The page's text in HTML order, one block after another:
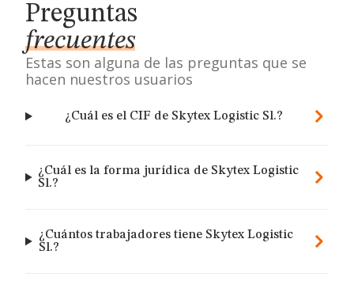
Preguntas
frecuentes
Estas son alguna de las preguntas que se
hacen nuestros usuarios
¿Cuál es el CIF de Skytex Logistic Sl.?
¿Cuál es la forma jurídica de Skytex Logistic
Sl.?
¿Cuántos trabajadores tiene Skytex Logistic
Sl.?